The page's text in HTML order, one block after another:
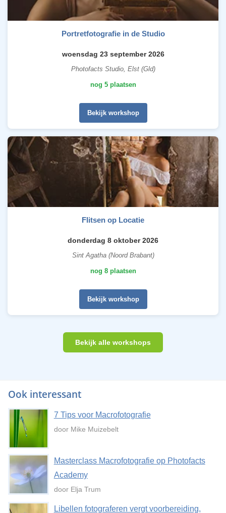
Portretfotografie in de Studio
woensdag 23 september 2026
Photofacts Studio, Elst (Gld)
nog 5 plaatsen
Bekijk workshop
Flitsen op Locatie
donderdag 8 oktober 2026
Sint Agatha (Noord Brabant)
nog 8 plaatsen
Bekijk workshop
Bekijk alle workshops
Ook interessant
7 Tips voor Macrofotografie
door Mike Muizebelt
Masterclass Macrofotografie op Photofacts
Academy
door Elja Trum
Libellen fotograferen vergt voorbereiding,